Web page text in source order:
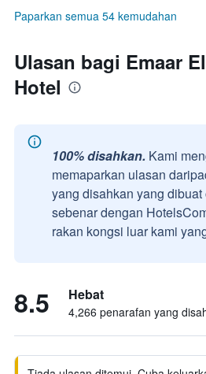
Paparkan semua 54 kemudahan
Ulasan bagi Emaar
Hotel
100% disahkan. Kami
memaparkan ulasan
yang disahkan yang
sebenar dengan
rakan kongsi luar kami
8.5 Hebat
4,266 penarafan yang